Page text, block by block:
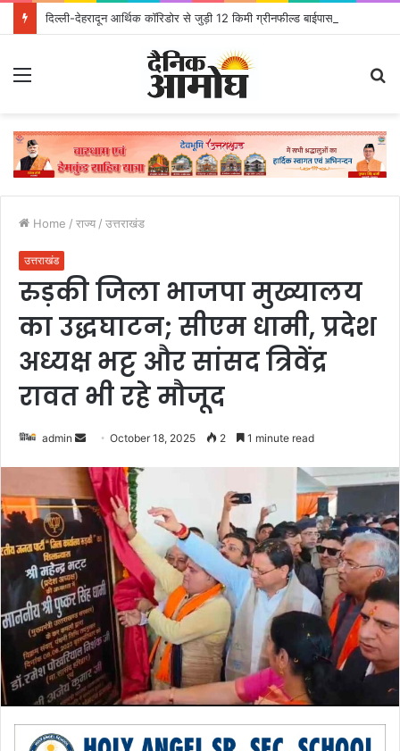
Home / राज्य / उत्तराखंड
उत्तराखंड
रुड़की जिला भाजपा मुख्यालय
का उद्धघाटन; सीएम धामी, प्रदेश
अध्यक्ष भट्ट और सांसद त्रिवेंद्र
रावत भी रहे मौजूद
admin
n
d
n
e
m
a
i
l
October 18, 2025 2 1 minute read